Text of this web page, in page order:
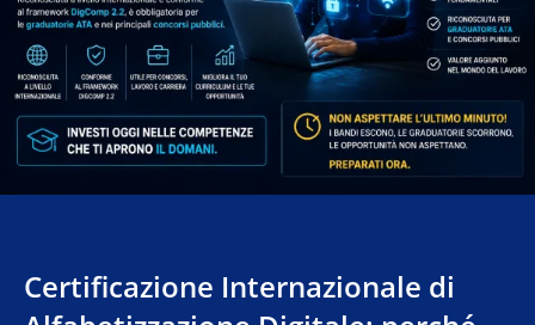
Certificazione Internazionale di